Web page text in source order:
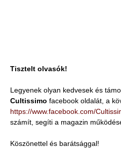
Tisztelt olvasók!
Legyenek olyan kedvesek és
Cultissimo facebook oldalát, a
https://www.facebook.com/
számít, segíti a magazin
Köszönettel és barátsággal!